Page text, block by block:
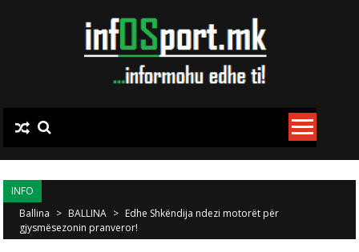
INFO
Ballina > BALLINA > Edhe Shkëndija ndezi motorët për
gjysmësezonin pranveror!